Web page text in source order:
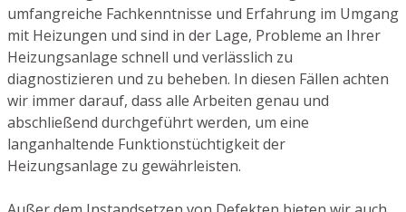
umfangreiche Fachkenntnisse und Erfahrung im Umgang
mit Heizungen und sind in der Lage, Probleme an Ihrer
Heizungsanlage schnell und verlässlich zu
diagnostizieren und zu beheben. In diesen Fällen achten
wir immer darauf, dass alle Arbeiten genau und
abschließend durchgeführt werden, um eine
langanhaltende Funktionstüchtigkeit der
Heizungsanlage zu gewährleisten.